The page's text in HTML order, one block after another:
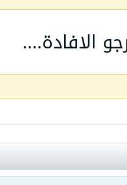
الافادة....